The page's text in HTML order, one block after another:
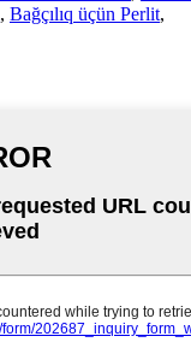
, Bağçılıq üçün Perlit,